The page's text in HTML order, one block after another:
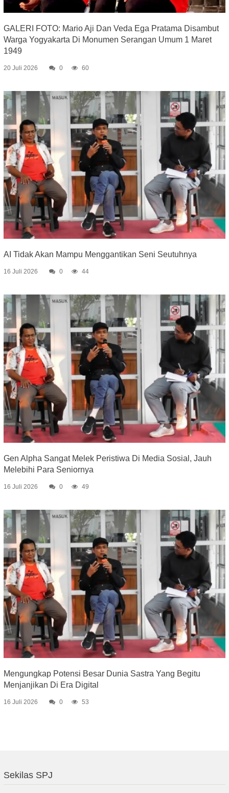
GALERI FOTO: Mario Aji Dan Veda Ega Pratama Disambut
Warga Yogyakarta Di Monumen Serangan Umum 1 Maret
1949
20 Juli 2026 0 60
AI Tidak Akan Mampu Menggantikan Seni Seutuhnya
16 Juli 2026 0 44
Gen Alpha Sangat Melek Peristiwa Di Media Sosial, Jauh
Melebihi Para Seniornya
16 Juli 2026 0 49
Mengungkap Potensi Besar Dunia Sastra Yang Begitu
Menjanjikan Di Era Digital
16 Juli 2026 0 53
Sekilas SPJ